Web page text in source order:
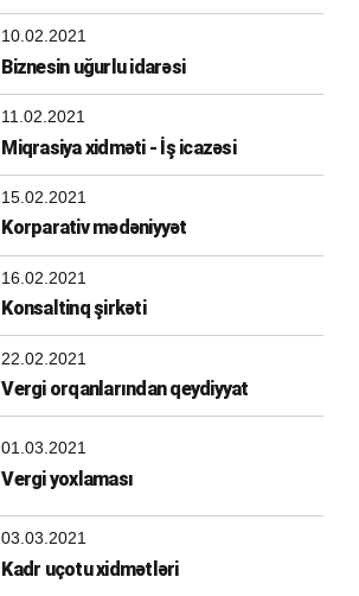
10.02.2021
Biznesin uğurlu idarəsi
11.02.2021
Miqrasiya xidməti - İş icazəsi
15.02.2021
Korparativ mədəniyyət
16.02.2021
Konsaltinq şirkəti
22.02.2021
Vergi orqanlarından qeydiyyat
01.03.2021
Vergi yoxlaması
03.03.2021
Kadr uçotu xidmətləri